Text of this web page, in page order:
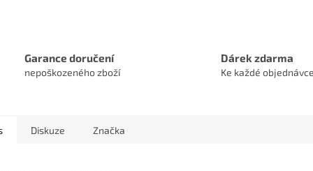
Garance doručení
nepoškozeného zboží
Dárek zdarma
Ke každé objednávce
Diskuze Značka